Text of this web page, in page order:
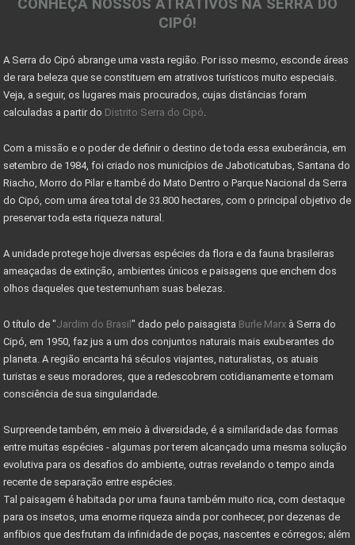
Projeto das 10 travessias fecha ciclo comemorativo
7 coisas que você precisa saber antes de morar no
Sinais de recuperação: mercado imobiliário tem per
Mercado imobiliário volta a crescer após encolher
COMO DECLARAR IMÓVEIS NO IMPOSTO DE RENDA
MINISTÉRIO DO TURISMO INVESTE 955 MIL NO PARNACIPÓ
OBRAS DE MELHORIAS DO PARQUE NACIONAL DO CIPÓ
IMÓVEL COM EXCLUSIVIDADE - VENDA RÁPIDO
IMÓVEI
CASAS PRÉ-FABRICADAS MAIS BARATAS E RÁPIDAS
Valor máximo imóvel pago FGTS sobe para R$ 750000
AS 10 LEIS DO INVESTIMENTO EM IMÓVEIS
MERCADO DE RESERVA LEGAL ABRE OPORTUNIDADES
O QUE É RESERVA LEGAL
O QUE SÃO ÁREAS DE PRESERVAÇÃO PERMANENTE
CADASTRO AMBIENTAL RURAL (CAR) -
CONHEÇA NOSSOS ATRATIVOS NA SERRA DO
CIPÓ!
A Serra do Cipó abrange uma vasta região. Por isso mesmo, esconde áreas
de rara beleza que se constituem em atrativos turísticos muito especiais.
Veja, a seguir, os lugares mais procurados, cujas distâncias foram
calculadas a partir do Distrito Serra do Cipó.
Com a missão e o poder de definir o destino de toda essa exuberância, em
setembro de 1984, foi criado nos municípios de Jaboticatubas, Santana do
Riacho, Morro do Pilar e Itambé do Mato Dentro o Parque Nacional da Serra
do Cipó, com uma área total de 33.800 hectares, com o principal objetivo de
preservar toda esta riqueza natural.
A unidade protege hoje diversas espécies da flora e da fauna brasileiras
ameaçadas de extinção, ambientes únicos e paisagens que enchem dos
olhos daqueles que testemunham suas belezas.
O título de "Jardim do Brasil " dado pelo paisagista Burle Marx à Serra do
Cipó, em 1950, faz jus a um dos conjuntos naturais mais exuberantes do
planeta. A região encanta há séculos viajantes, naturalistas, os atuais
turistas e seus moradores, que a redescobrem cotidianamente e tomam
consciência de sua singularidade.
Surpreende também, em meio à diversidade, é a similaridade das formas
entre muitas espécies - algumas por terem alcançado uma mesma solução
evolutiva para os desafios do ambiente, outras revelando o tempo ainda
recente de separação entre espécies.
Tal paisagem é habitada por uma fauna também muito rica, com destaque
para os insetos, uma enorme riqueza ainda por conhecer, por dezenas de
anfíbios que desfrutam da infinidade de poças, nascentes e córregos; além